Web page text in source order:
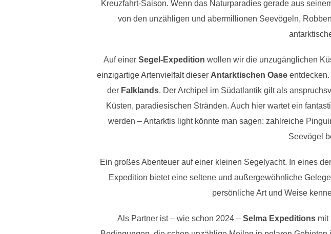
Kreuzfahrt-Saison. Wenn das Naturparadies gerade aus
von den unzähligen und abermillionen Seevögeln,
Auf einer Segel-Expedition wollen wir die unzugänglichen
einzigartige Artenvielfalt dieser Antarktischen Oase
der Falklands. Der Archipel im Südatlantik gilt als
Küsten, paradiesischen Stränden. Auch hier wartet ein
werden – Antarktis light könnte man sagen: zahlreiche
Seevögel
Ein großes Abenteuer auf einer kleinen Segelyacht. In eines
Expedition bietet eine seltene und außergewöhnliche
persönliche Art und Weise
Als Partner ist – wie schon 2024 – Selma Expeditionsmit